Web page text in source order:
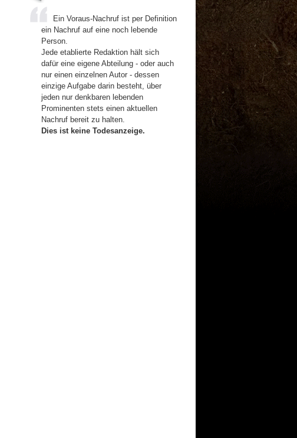
Ein Voraus-Nachruf ist per Definition
ein Nachruf auf eine noch lebende
Person.
Jede etablierte Redaktion hält sich
dafür eine eigene Abteilung - oder auch
nur einen einzelnen Autor - dessen
einzige Aufgabe darin besteht, über
jeden nur denkbaren lebenden
Prominenten stets einen aktuellen
Nachruf bereit zu halten.
Dies ist keine Todesanzeige.